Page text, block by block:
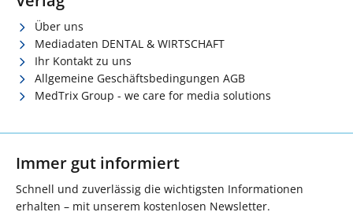
Über uns
Mediadaten DENTAL & WIRTSCHAFT
Ihr Kontakt zu uns
Allgemeine Geschäftsbedingungen AGB
MedTrix Group - we care for media solutions
Immer gut informiert
Schnell und zuverlässig die wichtigsten Informationen
erhalten – mit unserem kostenlosen Newsletter.